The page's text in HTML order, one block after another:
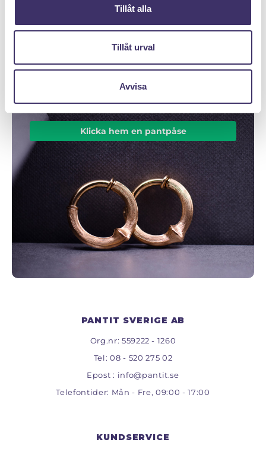
Tillåt alla
Tillåt urval
Avvisa
Klicka hem en pantpåse
PANTIT SVERIGE AB
Org.nr: 559222 - 1260
Tel:08 - 520 275 02
Epost : info@pantit.se
Telefontider: Mån - Fre, 09:00 - 17:00
KUNDSERVICE